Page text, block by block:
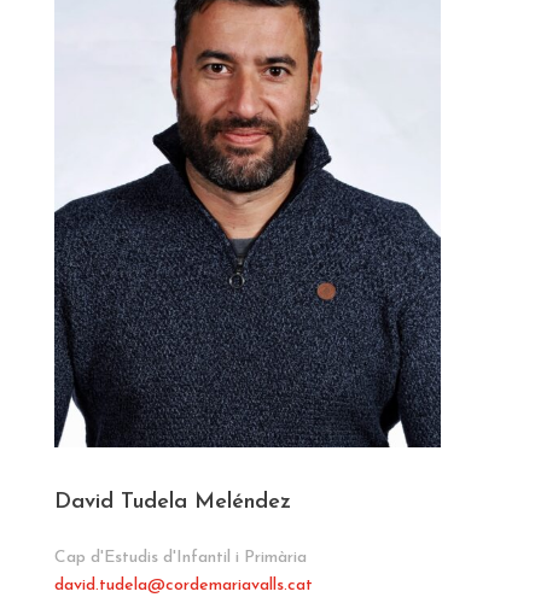
David Tudela Meléndez
Cap d'Estudis d'Infantil i Primària
david.tudela@cordemariavalls.cat